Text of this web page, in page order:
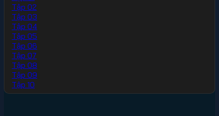
Tập 02
Tập 03
Tập 04
Tập 05
Tập 06
Tập 07
Tập 08
Tập 09
Tập 10